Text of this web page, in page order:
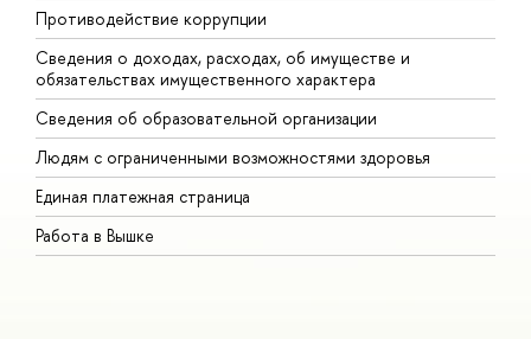
Противодействие коррупции
Сведения о доходах, расходах, об имуществе и
обязательствах имущественного характера
Сведения об образовательной организации
Людям с ограниченными возможностями здоровья
Единая платежная страница
Работа в Вышке